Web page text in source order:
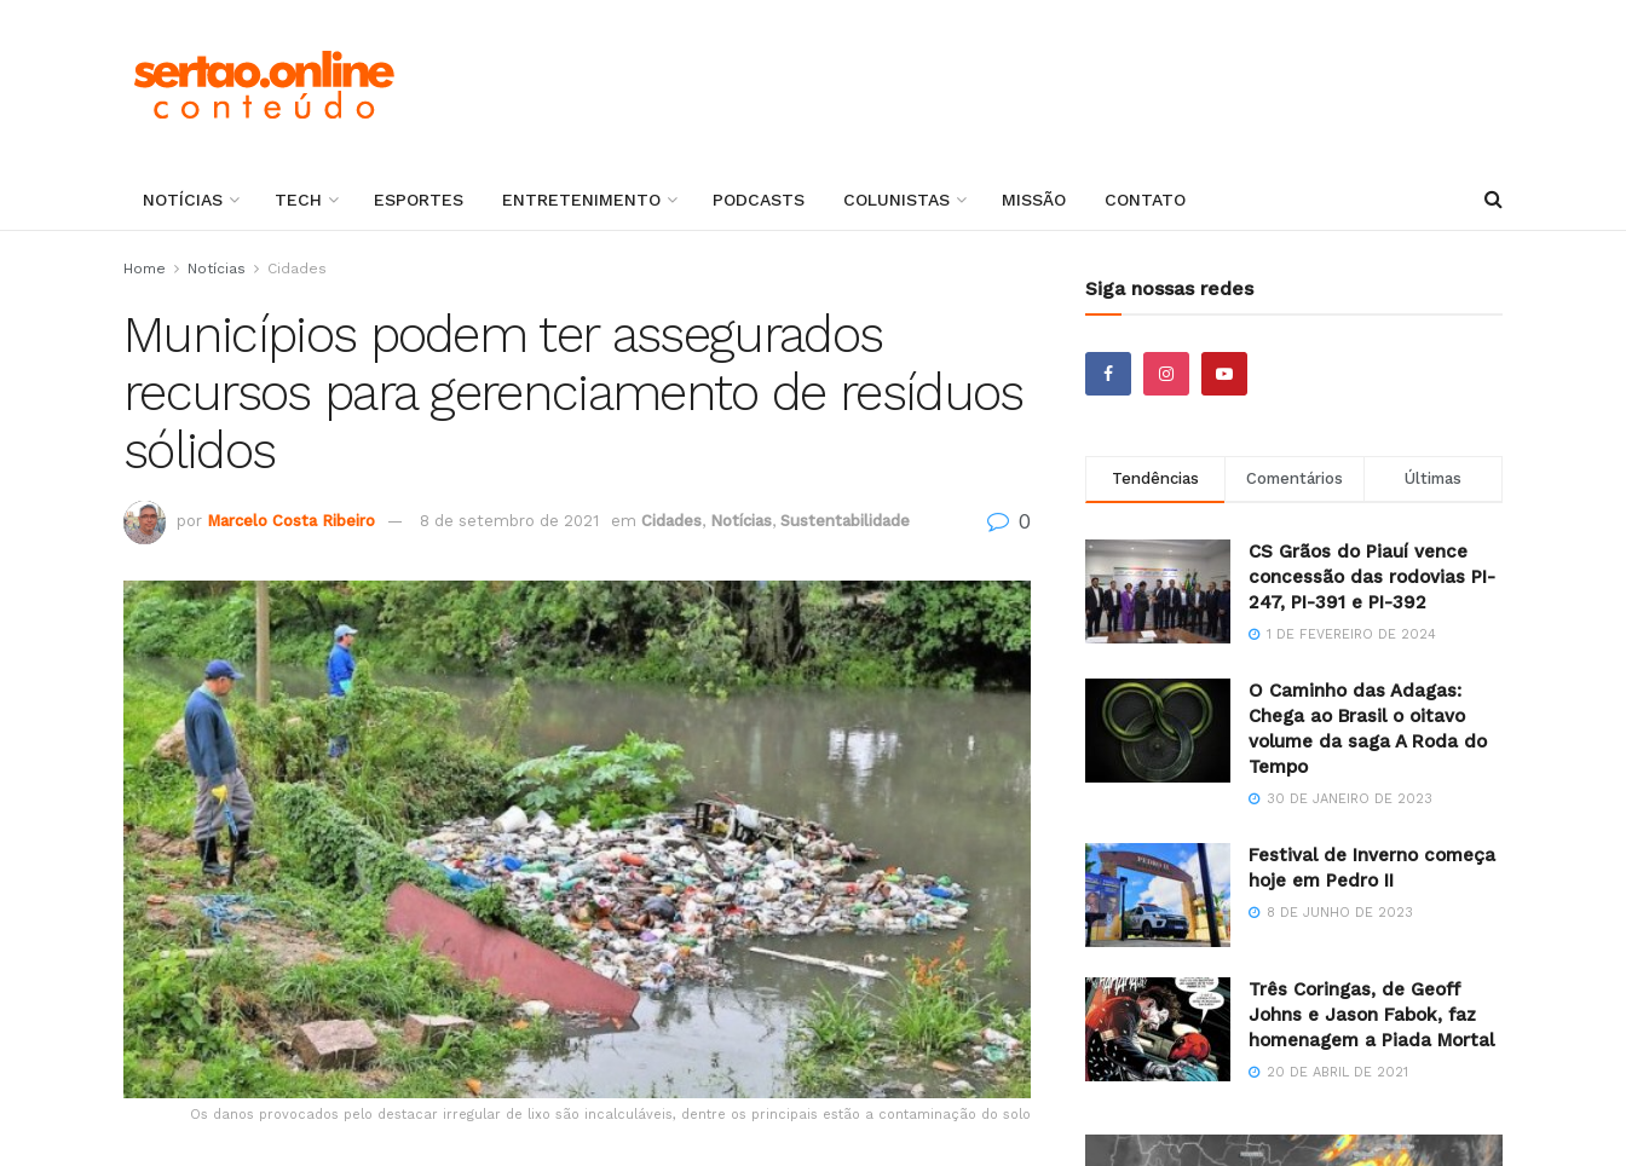
NOTÍCIAS TECH ESPORTES ENTRETENIMENTO PODCASTS COLUNISTAS MISSÃO CONTATO
Home Notícias Cidades
Municípios podem ter assegurados
recursos para gerenciamento de resíduos
sólidos
por Marcelo Costa Ribeiro 8 de setembro de 2021 em Cidades, Notícias, Sustentabilidade 0
Os danos provocados pelo destacar irregular de lixo são incalculáveis, dentre os principais estão a contaminação do solo
Siga nossas redes
Tendências Comentários Últimas
CS Grãos do Piauí vence
concessão das rodovias PI-
247, PI-391 e PI-392
1 DE FEVEREIRO DE 2024
O Caminho das Adagas:
Chega ao Brasil o oitavo
volume da saga A Roda do
Tempo
30 DE JANEIRO DE 2023
Festival de Inverno começa
hoje em Pedro II
8 DE JUNHO DE 2023
Três Coringas, de Geoff
Johns e Jason Fabok, faz
homenagem a Piada Mortal
20 DE ABRIL DE 2021